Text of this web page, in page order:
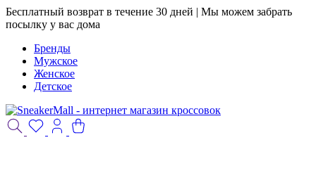
Бесплатный возврат в течение 30 дней | Мы можем забрать
посылку у вас дома
Бренды
Мужское
Женское
Детское